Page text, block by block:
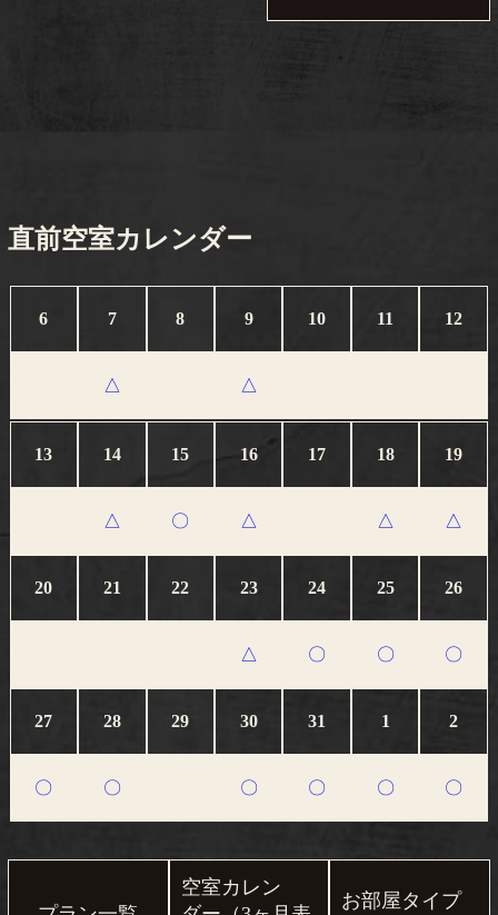
直前空室カレンダー
6 7 8 9 10 11 12
△ △
13 14 15 16 17 18 19
△ 〇 △ △ △
20 21 22 23 24 25 26
△ 〇 〇 〇
27 28 29 30 31 1 2
〇 〇 〇 〇 〇 〇
空室カレン
お部屋タイプ